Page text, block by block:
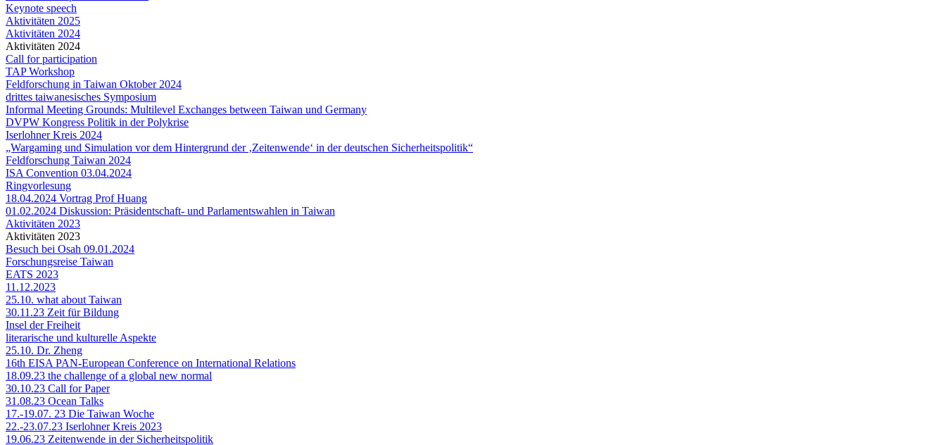
Keynote speech
Aktivitäten 2025
Aktivitäten 2024
Aktivitäten 2024
Call for participation
TAP Workshop
Feldforschung in Taiwan Oktober 2024
drittes taiwanesisches Symposium
Informal Meeting Grounds: Multilevel Exchanges between Taiwan und Germany
DVPW Kongress Politik in der Polykrise
Iserlohner Kreis 2024
„Wargaming und Simulation vor dem Hintergrund der ‚Zeitenwende‘ in der deutschen Sicherheitspolitik“
Feldforschung Taiwan 2024
ISA Convention 03.04.2024
Ringvorlesung
18.04.2024 Vortrag Prof Huang
01.02.2024 Diskussion: Präsidentschaft- und Parlamentswahlen in Taiwan
Aktivitäten 2023
Aktivitäten 2023
Besuch bei Osah 09.01.2024
Forschungsreise Taiwan
EATS 2023
11.12.2023
25.10. what about Taiwan
30.11.23 Zeit für Bildung
Insel der Freiheit
literarische und kulturelle Aspekte
25.10. Dr. Zheng
16th EISA PAN-European Conference on International Relations
18.09.23 the challenge of a global new normal
30.10.23 Call for Paper
31.08.23 Ocean Talks
17.-19.07. 23 Die Taiwan Woche
22.-23.07.23 Iserlohner Kreis 2023
19.06.23 Zeitenwende in der Sicherheitspolitik